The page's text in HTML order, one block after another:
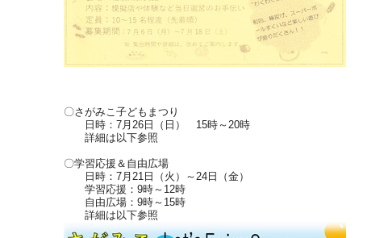
〇さがみこ子どもまつり
日時：7月26日（日） 15時～20時
詳細は以下参照
〇学習応援＆自由広場
日時：7月21日（火）～24日（金）
学習応援：9時～12時
自由広場：9時～15時
詳細は以下参照